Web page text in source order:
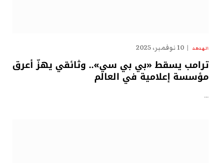
الهدهد 10 نوفمبر، 2025
ترامب يسقط «بي بي سي».. وثائقي يهزّ أعرق
مؤسسة إعلامية في العالم
…